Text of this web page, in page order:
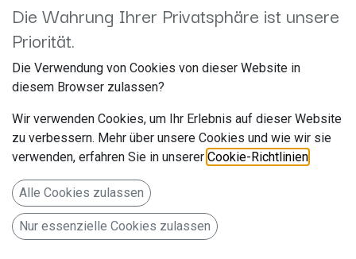
13-1024-51
Hersteller: ACV
Artikelnummer: 13-1024-51
Straßburger Allee 10-12
41812 Erkelenz
Deutschland www.acvgmbh.de
249,99€ Alle Preise inkl. MwSt.zzgl. Versandkosten
Die Wahrung Ihrer Privatsphäre ist unsere
Priorität.
Die Verwendung von Cookies von dieser Website in
diesem Browser zulassen?
Wir verwenden Cookies, um Ihr Erlebnis auf dieser Website
zu verbessern. Mehr über unsere Cookies und wie wir sie
verwenden, erfahren Sie in unserer Cookie-Richtlinien
Alle Cookies zulassen
Nur essenzielle Cookies zulassen